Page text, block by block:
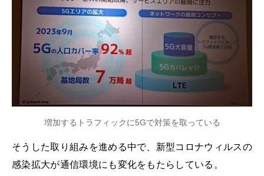
増加するトラフィックに5Gで対策を取っている
そうした取り組みを進める中で、新型コロナウィルスの
感染拡大が通信環境にも変化をもたらしている。